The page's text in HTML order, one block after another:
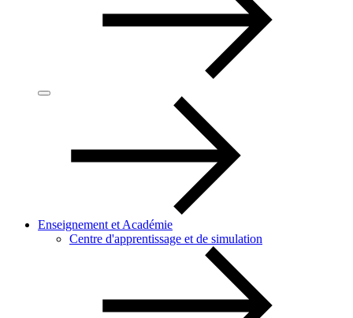
Enseignement et Académie
Centre d'apprentissage et de simulation